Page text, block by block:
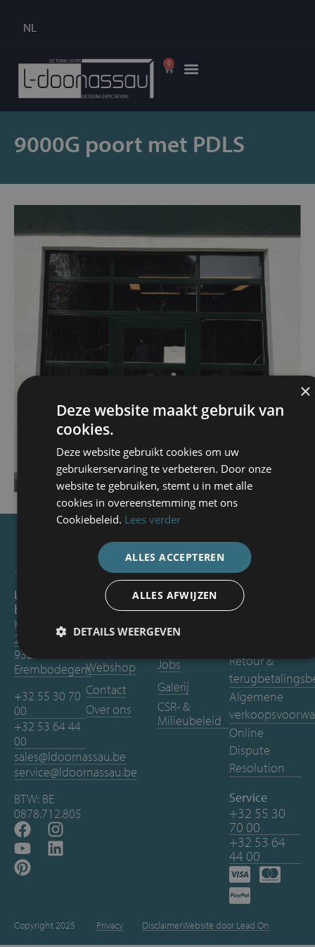
NL
0
9000G poort met PDLS
L-doornassau
bv
Kwadelapstraat
2
9320
Erembodegem
+32 55 30 70
00
+32 53 64 44
00
sales@ldoornassau.be
service@ldoornassau.be
BTW: BE
0878.712.805
Producten
Onderhoud
en
Webshop
Contact
Over ons
Sectorspecifieke
oplossingen
Offerte
Jobs
Galerij
CSR- &
Milieubeleid
Snelle links
Retour &
Algemene
Online
Dispute
Resolution
Service
+32 55 30
70 00
+32 53 64
44 00
Copyright 2025 Privacy DisclaimerWebsite door Lead On
×
Deze website maakt gebruik van
cookies.
Deze website gebruikt cookies om uw
gebruikerservaring te verbeteren. Door onze
website te gebruiken, stemt u in met alle
cookies in overeenstemming met ons
Cookiebeleid. Lees verder
ALLES ACCEPTEREN
ALLES AFWIJZEN
DETAILS WEERGEVEN